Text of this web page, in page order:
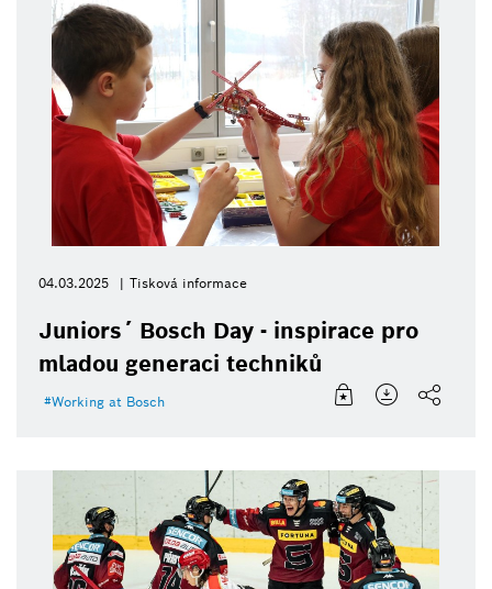
04.03.2025 Tisková informace
Juniors´ Bosch Day - inspirace pro
mladou generaci techniků
Working at Bosch